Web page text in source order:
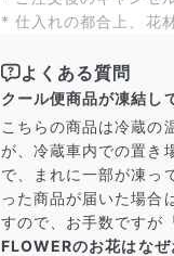
に好きな花をご注文い
Q. 配送できないエリ
承ください。
Q. 配送日時は指定で
できません。受け取り
から変更可能です。
Q. 注文後にキャンセ
ご注文後一定時間内で
* 仕入れの都合上、花
よくある質問
クール便商品が凍結し
こちらの商品は冷蔵の
が、冷蔵車内での置き
で、まれに一部が凍っ
った商品が届いた場合
すので、お手数ですが
FLOWERのお花はなぜ